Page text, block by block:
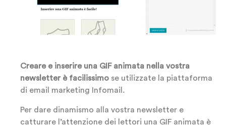
Creare e inserire una GIF animata nella vostra
newsletter è facilissimo se utilizzate la piattaforma
di email marketing Infomail.
Per dare dinamismo alla vostra newsletter e
catturare l’attenzione dei lettori una GIF animata è